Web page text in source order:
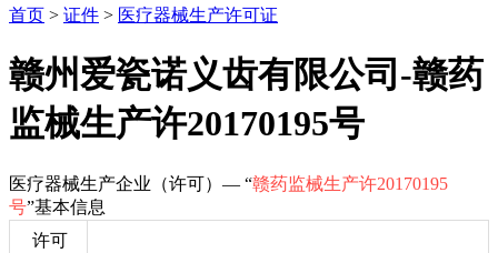
首页 > 证件 > 医疗器械生产许可证
赣州爱瓷诺义齿有限公司-赣药
监械生产许20170195号
医疗器械生产企业（许可）— “赣药监械生产许20170195
号”基本信息
许可